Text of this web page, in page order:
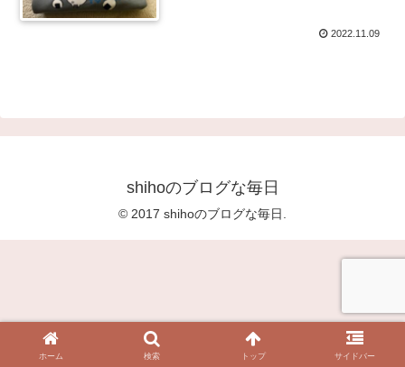
2022.11.09
shihoのブログな毎日
© 2017 shihoのブログな毎日.
ホーム 検索 トップ サイドバー